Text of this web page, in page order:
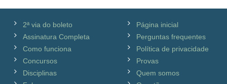
2ª via do boleto
Assinatura Completa
Como funciona
Concursos
Disciplinas
Página inicial
Perguntas frequentes
Política de privacidade
Provas
Quem somos